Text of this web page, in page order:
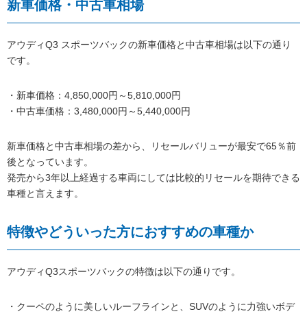
新車価格・中古車相場
アウディQ3 スポーツバックの新車価格と中古車相場は以下の通り
です。
・新車価格：4,850,000円～5,810,000円
・中古車価格：3,480,000円～5,440,000円
新車価格と中古車相場の差から、リセールバリューが最安で65％前
後となっています。
発売から3年以上経過する車両にしては比較的リセールを期待できる
車種と言えます。
特徴やどういった方におすすめの車種か
アウディQ3スポーツバックの特徴は以下の通りです。
・クーペのように美しいルーフラインと、SUVのように力強いボデ